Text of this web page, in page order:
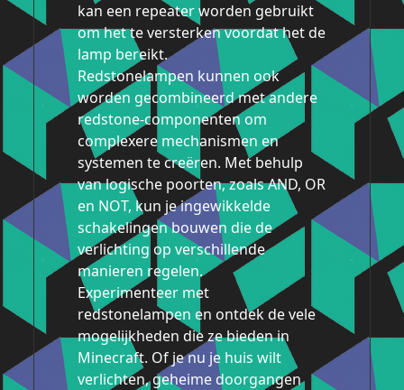
kan een repeater worden gebruikt
om het te versterken voordat het de
lamp bereikt.
Redstonelampen kunnen ook
worden gecombineerd met andere
redstone-componenten om
complexere mechanismen en
systemen te creëren. Met behulp
van logische poorten, zoals AND, OR
en NOT, kun je ingewikkelde
schakelingen bouwen die de
verlichting op verschillende
manieren regelen.
Experimenteer met
redstonelampen en ontdek de vele
mogelijkheden die ze bieden in
Minecraft. Of je nu je huis wilt
verlichten, geheime doorgangen